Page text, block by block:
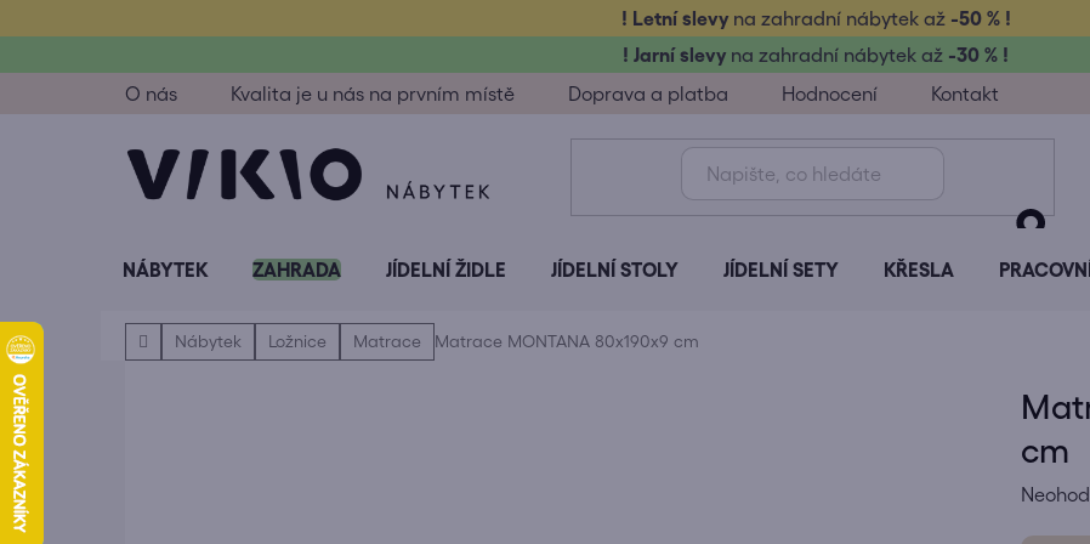
na
! Letní slevy na zahradní nábytek až-50 % !
! Jarní slevy na zahradní nábytek až -30 % !
O nás
Kvalita je u nás na prvním místě Doprava a platba Hodnocení Kontakt
NÁBYTEK ZAHRADA JÍDELNÍ ŽIDLE JÍDELNÍ STOLY JÍDELNÍ SETY KŘESLA
DomůNábytek Ložnice Matrace Matrace MONTANA 80x190x9 cm
cm